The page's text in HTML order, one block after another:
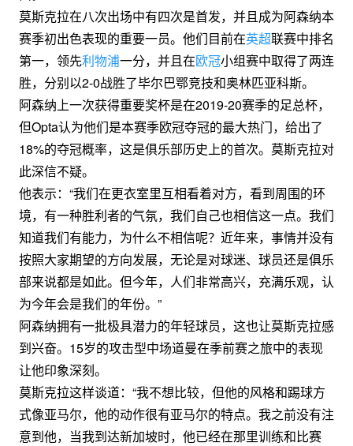
莫斯克拉在八次出场中有四次是首发，并且成为阿森纳本
赛季初出色表现的重要一员。他们目前在英超联赛中排名
第一，领先利物浦一分，并且在欧冠小组赛中取得了两连
胜，分别以2-0战胜了毕尔巴鄂竞技和奥林匹亚科斯。
阿森纳上一次获得重要奖杯是在2019-20赛季的足总杯，
但Opta认为他们是本赛季欧冠夺冠的最大热门，给出了
18%的夺冠概率，这是俱乐部历史上的首次。莫斯克拉对
此深信不疑。
他表示：“我们在更衣室里互相看着对方，看到周围的环
境，有一种胜利者的气氛，我们自己也相信这一点。我们
知道我们有能力，为什么不相信呢？近年来，事情并没有
按照大家期望的方向发展，无论是对球迷、球员还是俱乐
部来说都是如此。但今年，人们非常高兴，充满乐观，认
为今年会是我们的年份。”
阿森纳拥有一批极具潜力的年轻球员，这也让莫斯克拉感
到兴奋。15岁的攻击型中场道曼在季前赛之旅中的表现
让他印象深刻。
莫斯克拉这样谈道：“我不想比较，但他的风格和踢球方
式像亚马尔，他的动作很有亚马尔的特点。我之前没有注
意到他，当我到达新加坡时，他已经在那里训练和比赛